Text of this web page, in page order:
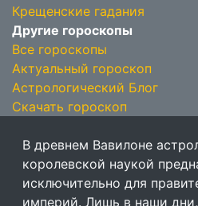
Крещенские гадания
Другие гороскопы
Все гороскопы
Актуальный гороскоп
Астрологический Блог
Скачать гороскоп
В древнем Вавилоне
королевской наукой
исключительно для
империй. Лишь в наши